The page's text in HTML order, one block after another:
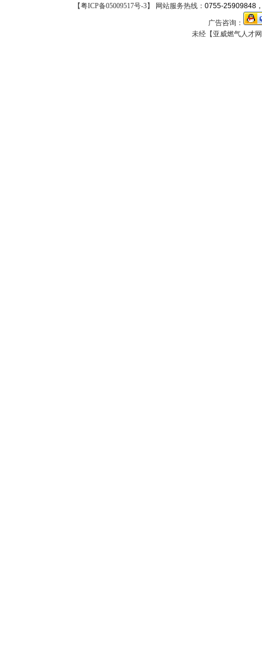
【粤ICP备05009517号-3】 网站服务热线： 0755-25909848
广告咨询：
未经【亚威燃气人才